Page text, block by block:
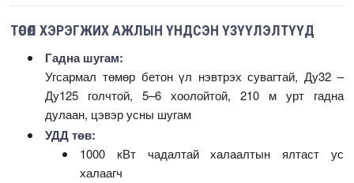
ТӨСӨЛ ХЭРЭГЖИХ АЖЛЫН ҮНДСЭН ҮЗҮҮЛЭЛТҮҮД
Гадна шугам:
Угсармал төмөр бетон үл нэвтрэх сувагтай, Ду32 –
Ду125 голчтой, 5–6 хоолойтой, 210 м урт гадна
дулаан, цэвэр усны шугам
УДД төв:
1000 кВт чадалтай халаалтын ялтаст ус
халаагч